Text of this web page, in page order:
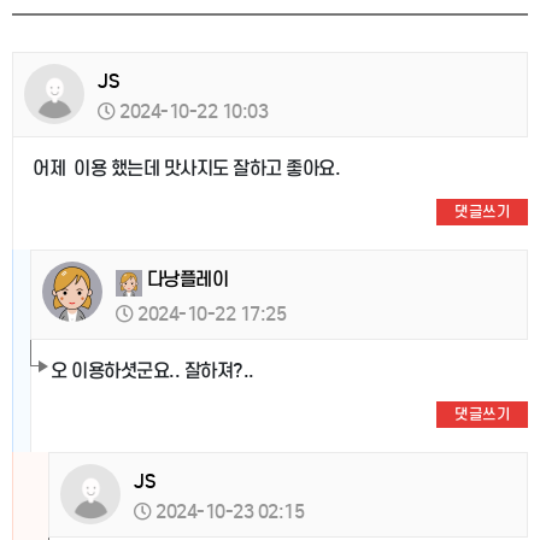
JS
2024-10-22 10:03
어제 이용 했는데 맛사지도 잘하고 좋아요.
댓글쓰기
다낭플레이
2024-10-22 17:25
오 이용하셧군요.. 잘하져?..
댓글쓰기
JS
2024-10-23 02:15